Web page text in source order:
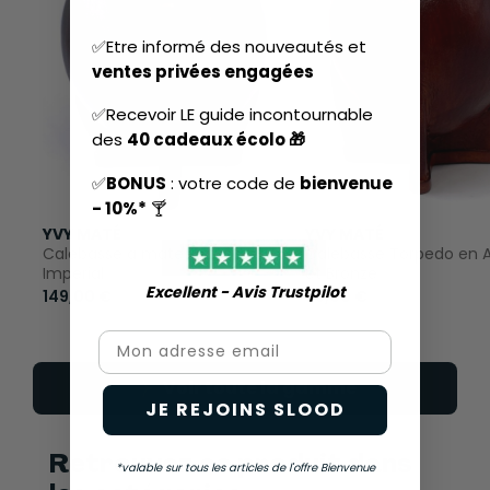
YVY MATÉ
Calebasse à maté Torpedo
Impérial
149,00 €
Calebasse Torpedo en
et Bronze
99,00 €
Voir toute la gamme
Retrouvez ce produit dans
✅Etre informé des nouveautés et
ventes privées engagées
✅Recevoir LE guide incontournable
des 40 cadeaux écolo 🎁
✅BONUS : votre code de bienvenue
- 10%* 🍸
Excellent - Avis Trustpilot​
Email
JE REJOINS SLOOD
*valable sur tous les articles de l'offre Bienvenue